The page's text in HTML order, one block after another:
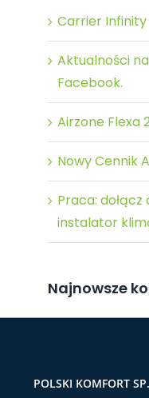
Carrier Infinity
Aktualności
Facebook.
Airzone Flexa
Nowy Cennik
Praca: dołącz
instalator
Najnowsze
POLSKI KOMFORT